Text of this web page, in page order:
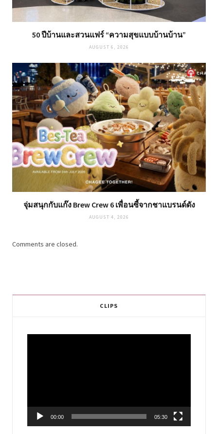
50 ปีบ้านและสวนแฟร์ “ความสุขแบบบ้านบ้าน”
AUGUST 6, 2026
จุ่มสนุกกับแก๊ง Brew Crew 6 เพื่อนซี้จากชาแบรนด์ดัง
AUGUST 4, 2026
Comments are closed.
CLIPS
00:00 05:30